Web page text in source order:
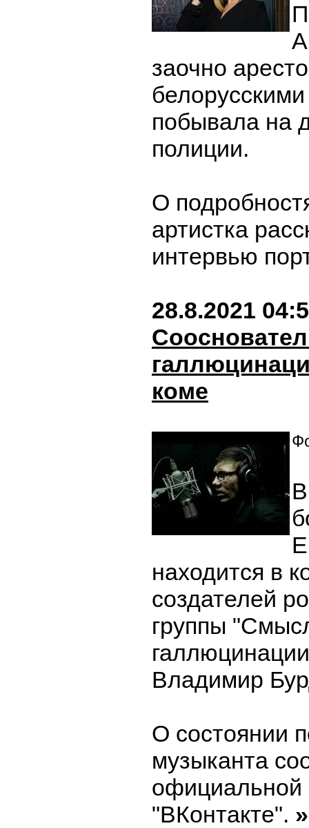
заочно
побывала на
полиции.
О
артистка
интервью
28.8.2021
коме
находится в
создателей
группы
Владимир
О состоянии
музыканта
официальной
"ВКонтакте". »